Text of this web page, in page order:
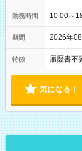
勤務時間 10:00～
期間 2026年
特徴 履歴書不
気になる！